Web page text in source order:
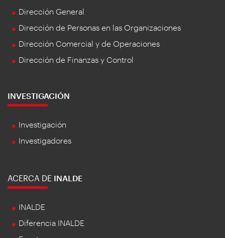
Dirección General
Dirección de Personas en las Organizaciones
Dirección Comercial y de Operaciones
Dirección de Finanzas y Control
INVESTIGACIÓN
Investigación
Investigadores
ACERCA DE INALDE
INALDE
Diferencia INALDE